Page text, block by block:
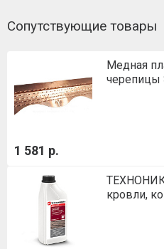
Сопутствующие товары
Медная
черепицы
1 581 р.
кровли,